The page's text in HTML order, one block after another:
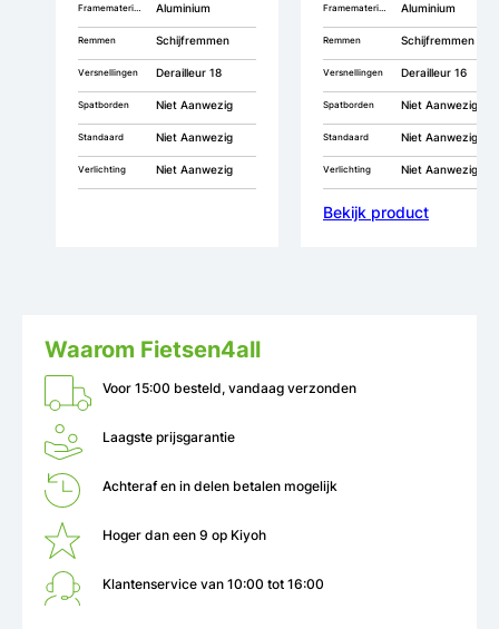
Framemateriaal Aluminium
Remmen Schijfremmen
Versnellingen Derailleur 18
Spatborden Niet Aanwezig
Standaard Niet Aanwezig
Verlichting Niet Aanwezig
Framemateriaal Aluminium
Remmen Schijfremmen
Versnellingen Derailleur 16
Spatborden Niet Aanwezig
Standaard Niet Aanwezig
Verlichting Niet Aanwezig
Bekijk product
Waarom Fietsen4all
Voor 15:00 besteld, vandaag verzonden
Laagste prijsgarantie
Achteraf en in delen betalen mogelijk
Hoger dan een 9 op Kiyoh
Klantenservice van 10:00 tot 16:00